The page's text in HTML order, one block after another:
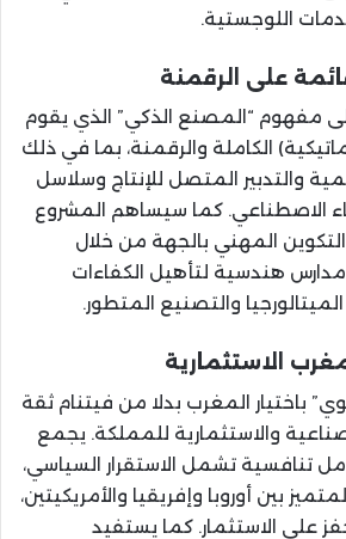
اللوجستية.
على الرقمنة
مفهوم “المصنع الذكي” الذي يقوم
الكاملة والرقمنة، بما في ذلك
والتدبير المتصل للإنتاج وسلاسل
الاصطناعي. كما سيساهم المشروع
المهني بالجهة من خلال
هندسية لتأهيل الكفاءات
والتصنيع المتطور.
الاستثمارية
باختيار المغرب بدلا من فيتنام ثقة
والاستثمارية للمملكة. يجمع
تنافسية تشمل الاستقرار السياسي،
بين أوروبا وإفريقيا والأمريكيتين،
على الاستثمار. كما يستفيد